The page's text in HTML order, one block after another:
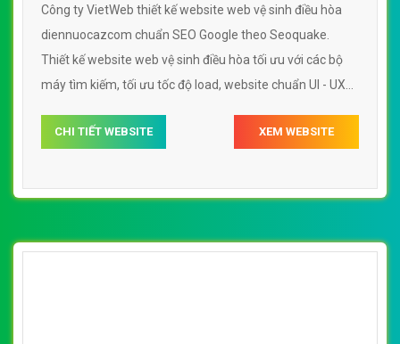
với các bộ máy tìm kiếm, tối ưu tốc độ load, website
chuẩn UI - UX giúp tăng trải nghiệm người dùng lướt
website web vệ sinh điều hòa wwwdienlanhtanvietcom
CHI TIẾT WEBSITE XEM WEBSITE